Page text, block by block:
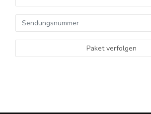
Paket verfolgen